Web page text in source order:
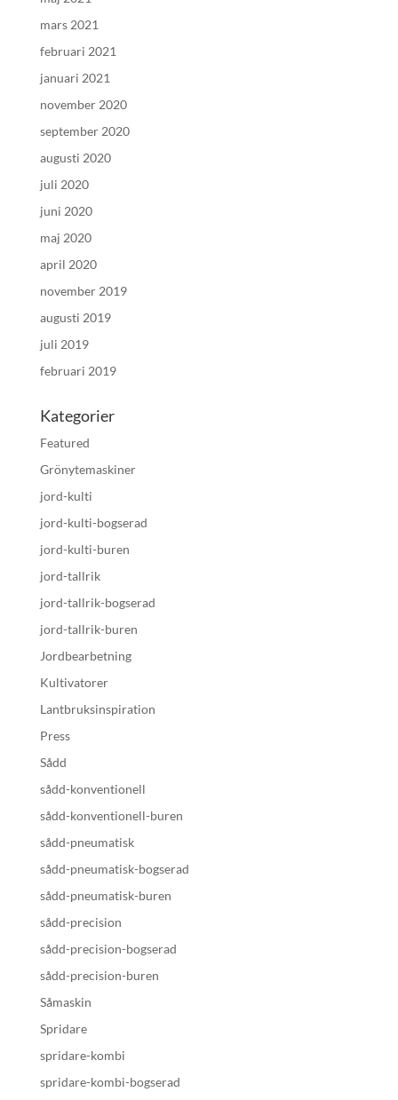
mars 2021
februari 2021
januari 2021
november 2020
september 2020
augusti 2020
juli 2020
juni 2020
maj 2020
april 2020
november 2019
augusti 2019
juli 2019
februari 2019
Kategorier
Featured
Grönytemaskiner
jord-kulti
jord-kulti-bogserad
jord-kulti-buren
jord-tallrik
jord-tallrik-bogserad
jord-tallrik-buren
Jordbearbetning
Kultivatorer
Lantbruksinspiration
Press
Sådd
sådd-konventionell
sådd-konventionell-buren
sådd-pneumatisk
sådd-pneumatisk-bogserad
sådd-pneumatisk-buren
sådd-precision
sådd-precision-bogserad
sådd-precision-buren
Såmaskin
Spridare
spridare-kombi
spridare-kombi-bogserad